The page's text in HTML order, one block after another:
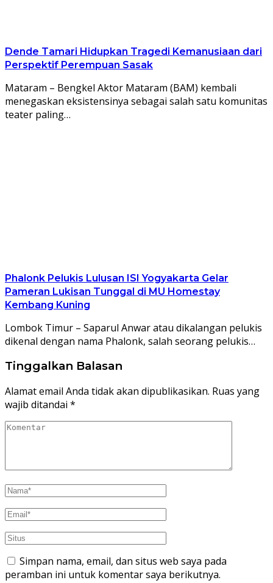
Dende Tamari Hidupkan Tragedi Kemanusiaan dari
Perspektif Perempuan Sasak
Mataram – Bengkel Aktor Mataram (BAM) kembali
menegaskan eksistensinya sebagai salah satu komunitas
teater paling…
Phalonk Pelukis Lulusan ISI Yogyakarta Gelar
Pameran Lukisan Tunggal di MU Homestay
Kembang Kuning
Lombok Timur – Saparul Anwar atau dikalangan pelukis
dikenal dengan nama Phalonk, salah seorang pelukis…
Tinggalkan Balasan
Alamat email Anda tidak akan dipublikasikan. Ruas yang
wajib ditandai *
Simpan nama, email, dan situs web saya pada
peramban ini untuk komentar saya berikutnya.